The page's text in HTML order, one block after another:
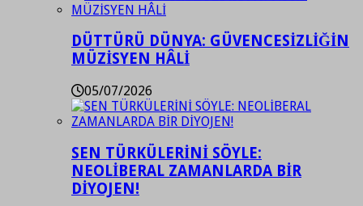
DÜTTÜRÜ DÜNYA: GÜVENCESİZLİĞİN
MÜZİSYEN HÂLİ
05/07/2026
SEN TÜRKÜLERİNİ SÖYLE:
NEOLİBERAL ZAMANLARDA BİR
DİYOJEN!